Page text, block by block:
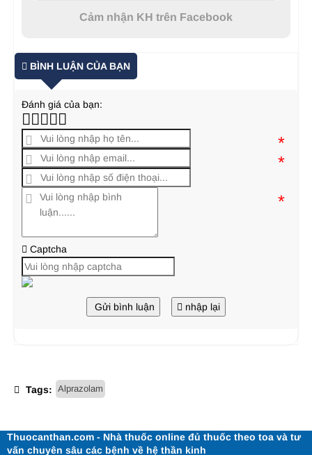
Cảm nhận KH trên Facebook
BÌNH LUẬN CỦA BẠN
Đánh giá của bạn:
*
*
*
Captcha
Gửi bình luận nhập lại
Tags: Alprazolam
Thuocanthan.com - Nhà thuốc online đủ thuốc theo toa và tư
vấn chuyên sâu các bệnh về hệ thần kinh